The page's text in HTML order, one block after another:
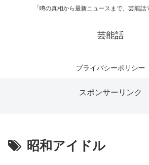
「噂の真相から最新ニュースまで、芸能話
芸能話
プライバシーポリシー
スポンサーリンク
昭和アイドル